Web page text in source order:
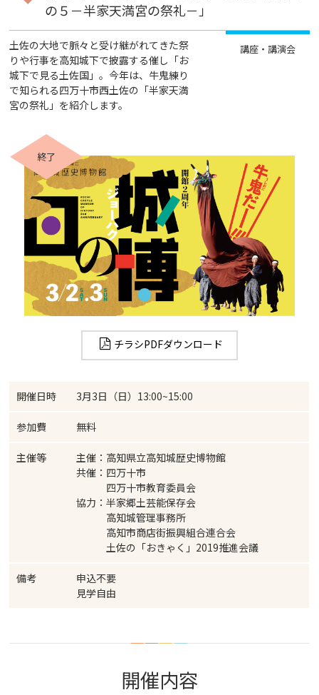
の５－半家天満宮の祭礼－」
土佐の大地で脈々と受け継がれてきた祭
りや行事を高知城下で披露する催し「お
城下で見る土佐国」。今年は、牛鬼練り
で知られる四万十市西土佐の「半家天満
宮の祭礼」を紹介します。
講座・講演会
終了
チラシPDFダウンロード
開催日時 3月3日（日）13:00~15:00
参加費 無料
主催等
主催：高知県立高知城歴史博物館
共催：四万十市
四万十市教育委員会
協力：半家郷土芸能保存会
高知城管理事務所
高知市商店街振興組合連合会
土佐の「おきゃく」2019推進会議
備考
申込不要
見学自由
開催内容